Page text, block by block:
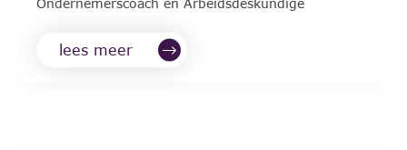
Ondernemerscoach en Arbeidsdeskundige
lees meer